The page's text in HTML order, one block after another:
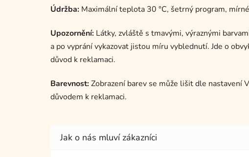
Údržba: Maximální teplota 30 °C, šetrný program,
Upozornění: Látky, zvláště s tmavými, výraznými
a po vyprání vykazovat jistou míru vyblednutí. Jde o
důvod k reklamaci.
Barevnost:Zobrazení barev se může lišit dle nastavení
důvodem k reklamaci.